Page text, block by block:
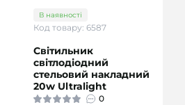
В наявності
Код товару: 6587
Світильник
світлодіодний
стельовий накладний
20w Ultralight
0